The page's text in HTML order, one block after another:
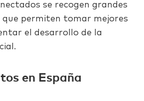
se recogen grandes
que permiten tomar mejores
el desarrollo de la
en España